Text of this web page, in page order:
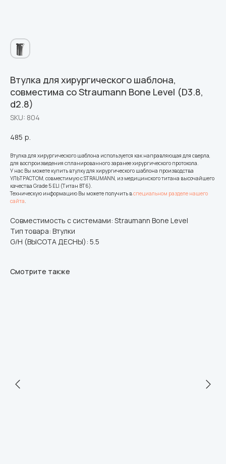
Втулка для хирургического шаблона,
совместима со Straumann Bone Level (D3.8,
d2.8)
SKU: 804
485 р.
Втулка для хирургического шаблона используется как направляющая для сверла,
для воспроизведения спланированного заранее хирургического протокола.
У нас Вы можете купить втулку для хирургического шаблона производства
УЛЬТРАСТОМ, совместимую с STRAUMANN, из медицинского титана высочайшего
качества Grade 5 ELI (Титан ВТ6).
Техническую информацию Вы можете получить вспециальном разделе нашего
сайта.
Совместимость с системами: Straumann Bone Level
Тип товара: Втулки
G/H (ВЫСОТА ДЕСНЫ): 5.5
Смотрите также